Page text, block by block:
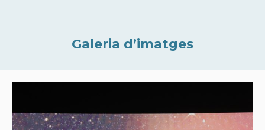
Galeria d’imatges